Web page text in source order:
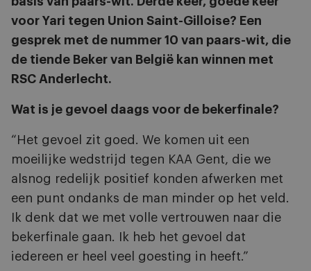
voor Yari tegen Union Saint-Gilloise? Een
gesprek met de nummer 10 van paars-wit, die
de tiende Beker van België kan winnen met
RSC Anderlecht.
Wat is je gevoel daags voor de bekerfinale?
“Het gevoel zit goed. We komen uit een
moeilijke wedstrijd tegen KAA Gent, die we
alsnog redelijk positief konden afwerken met
een punt ondanks de man minder op het veld.
Ik denk dat we met volle vertrouwen naar die
bekerfinale gaan. Ik heb het gevoel dat
iedereen er heel veel goesting in heeft.”